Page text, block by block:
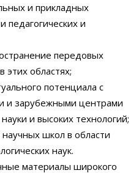
и прикладных
педагогических и
передовых
областях;
потенциала с
и зарубежными центрами
и высоких технологий;
школ в области
наук.
материалы широкого